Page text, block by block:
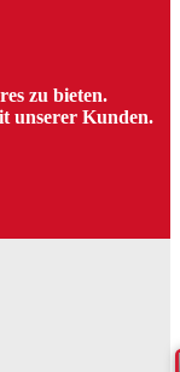
zu bieten.
unserer Kunden.
Etiketten im